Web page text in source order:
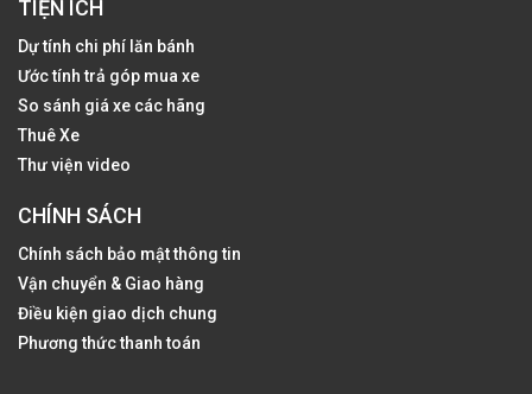
TIỆN ÍCH
Dự tính chi phí lăn bánh
Ước tính trả góp mua xe
So sánh giá xe các hãng
Thuê Xe
Thư viện video
CHÍNH SÁCH
Chính sách bảo mật thông tin
Vận chuyển & Giao hàng
Điều kiện giao dịch chung
Phương thức thanh toán